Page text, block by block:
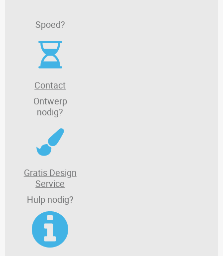
Spoed?
Contact
Ontwerp
nodig?
Gratis Design
Service
Hulp nodig?